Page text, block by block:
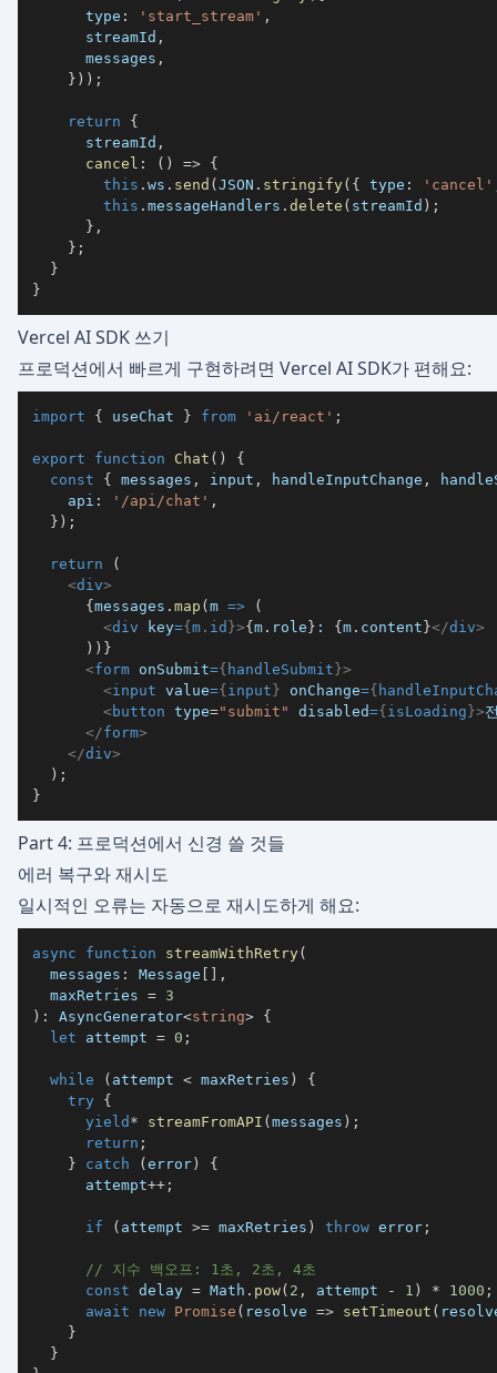
      type
: 'start_stream' ,
      streamId
,
      messages
,
} ) ) ;
return
{
      streamId
,
cancel : ( ) => {
this . ws . send (JSON . stringify( { type : 'cancel'
this . messageHandlers . delete ( streamId ) ;
} ,
} ;
}
}
Vercel AI SDK 쓰기
프로덕션에서 빠르게 구현하려면 Vercel AI SDK가 편해요:
import { useChat } from 'ai/react' ;
export function Chat ( )
{
const
{ messages , input , handleInputChange ,
    api
: '/api/chat' ,
} ) ;
return
(
<div>
{messages . map (m =>
(
<div key={m . id }>{m . role} : {m . content}</div>
) ) }
<form onSubmit={ handleSubmit}>
<input value={input} onChange={
<button type=" submit " disabled={isLoading}>
</form>
</div>
) ;
}
Part 4: 프로덕션에서 신경 쓸 것들
에러 복구와 재시도
일시적인 오류는 자동으로 재시도하게 해요:
async function streamWithRetry(
  messages
: Message [ ] ,
  maxRetries
= 3
) : AsyncGenerator<string> {
let attempt = 0 ;
while ( attempt < maxRetries )
{
try
{
yield * streamFromAPI (messages ) ;
return ;
}
catch (error)
{
      attempt
++ ;
if ( attempt >= maxRetries ) throw error ;
// 지수 백오프: 1초, 2초, 4초
const delay = Math . pow( 2 , attempt - 1 ) * 1000 ;
await
new Promise ( resolve => setTimeout (
}
}